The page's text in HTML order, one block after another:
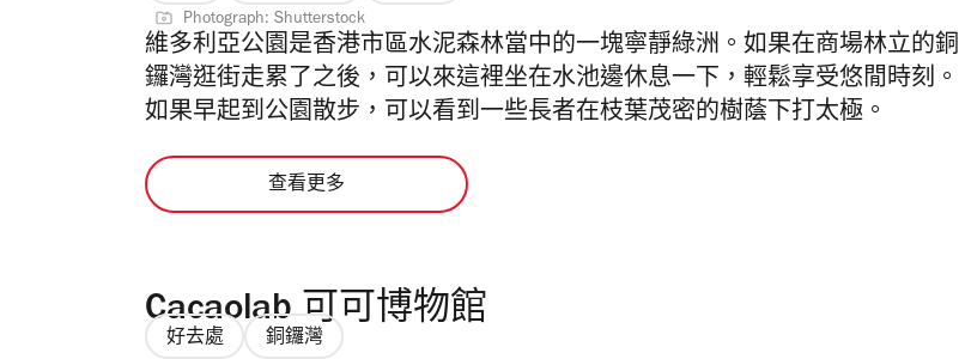
Photograph: Shutterstock
維多利亞公園是香港市區水泥森林當中的一塊寧靜綠洲。如果在商場林立的銅
鑼灣逛街走累了之後，可以來這裡坐在水池邊休息一下，輕鬆享受悠閒時刻。
如果早起到公園散步，可以看到一些長者在枝葉茂密的樹蔭下打太極。
查看更多
Cacaolab 可可博物館
好去處 銅鑼灣